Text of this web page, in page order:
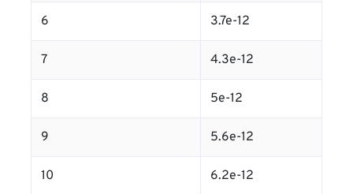
6 3.7e-12
7 4.3e-12
8 5e-12
9 5.6e-12
10 6.2e-12